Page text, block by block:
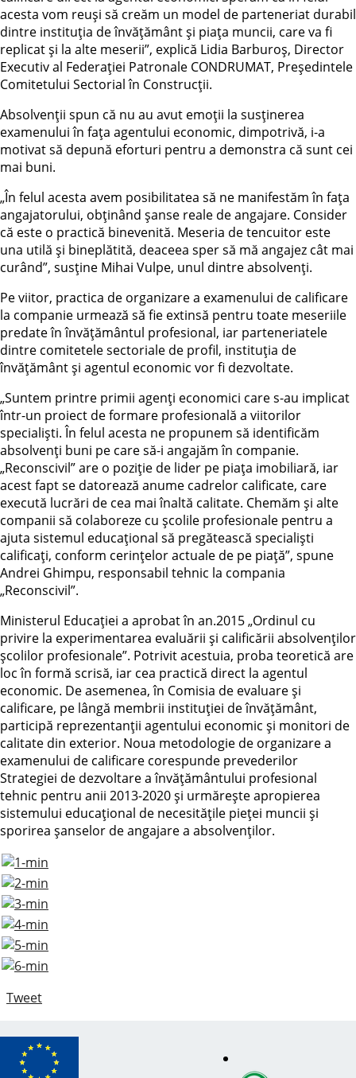
acesta vom reuși să creăm un model de parteneriat durabil
dintre instituția de învățământ și piața muncii, care va fi
replicat și la alte meserii”, explică Lidia Barburoș, Director
Executiv al Federației Patronale CONDRUMAT, Președintele
Comitetului Sectorial în Construcții.
Absolvenții spun că nu au avut emoții la susținerea
examenului în fața agentului economic, dimpotrivă, i-a
motivat să depună eforturi pentru a demonstra că sunt cei
mai buni.
„În felul acesta avem posibilitatea să ne manifestăm în fața
angajatorului, obținând șanse reale de angajare. Consider
că este o practică binevenită. Meseria de tencuitor este
una utilă și bineplătită, deaceea sper să mă angajez cât mai
curând”, susține Mihai Vulpe, unul dintre absolvenți.
Pe viitor, practica de organizare a examenului de calificare
la companie urmează să fie extinsă pentru toate meseriile
predate în învățământul profesional, iar parteneriatele
dintre comitetele sectoriale de profil, instituția de
învățământ și agentul economic vor fi dezvoltate.
„Suntem printre primii agenți economici care s-au implicat
într-un proiect de formare profesională a viitorilor
specialiști. În felul acesta ne propunem să identificăm
absolvenți buni pe care să-i angajăm în companie.
„Reconscivil” are o poziție de lider pe piața imobiliară, iar
acest fapt se datorează anume cadrelor calificate, care
execută lucrări de cea mai înaltă calitate. Chemăm și alte
companii să colaboreze cu școlile profesionale pentru a
ajuta sistemul educațional să pregătească specialiști
calificați, conform cerințelor actuale de pe piață”, spune
Andrei Ghimpu, responsabil tehnic la compania
„Reconscivil”.
Ministerul Educației a aprobat în an.2015 „Ordinul cu
privire la experimentarea evaluării și calificării absolvenților
școlilor profesionale”. Potrivit acestuia, proba teoretică are
loc în formă scrisă, iar cea practică direct la agentul
economic. De asemenea, în Comisia de evaluare și
calificare, pe lângă membrii instituției de învățământ,
participă reprezentanții agentului economic și monitori de
calitate din exterior. Noua metodologie de organizare a
examenului de calificare corespunde prevederilor
Strategiei de dezvoltare a învățământului profesional
tehnic pentru anii 2013-2020 și urmărește apropierea
sistemului educațional de necesitățile pieței muncii și
sporirea șanselor de angajare a absolvenților.
Tweet